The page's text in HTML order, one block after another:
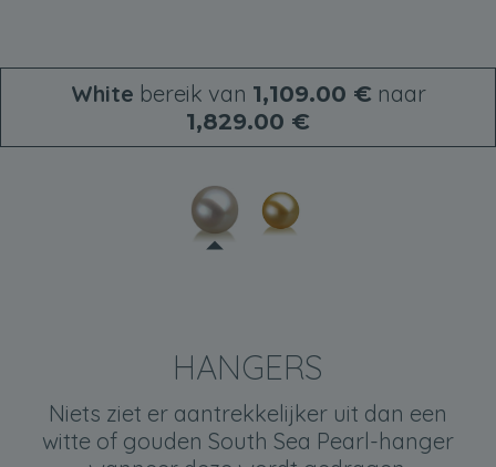
White bereik van 1,109.00 € naar
1,829.00 €
HANGERS
Niets ziet er aantrekkelijker uit dan een
witte of gouden South Sea Pearl-hanger